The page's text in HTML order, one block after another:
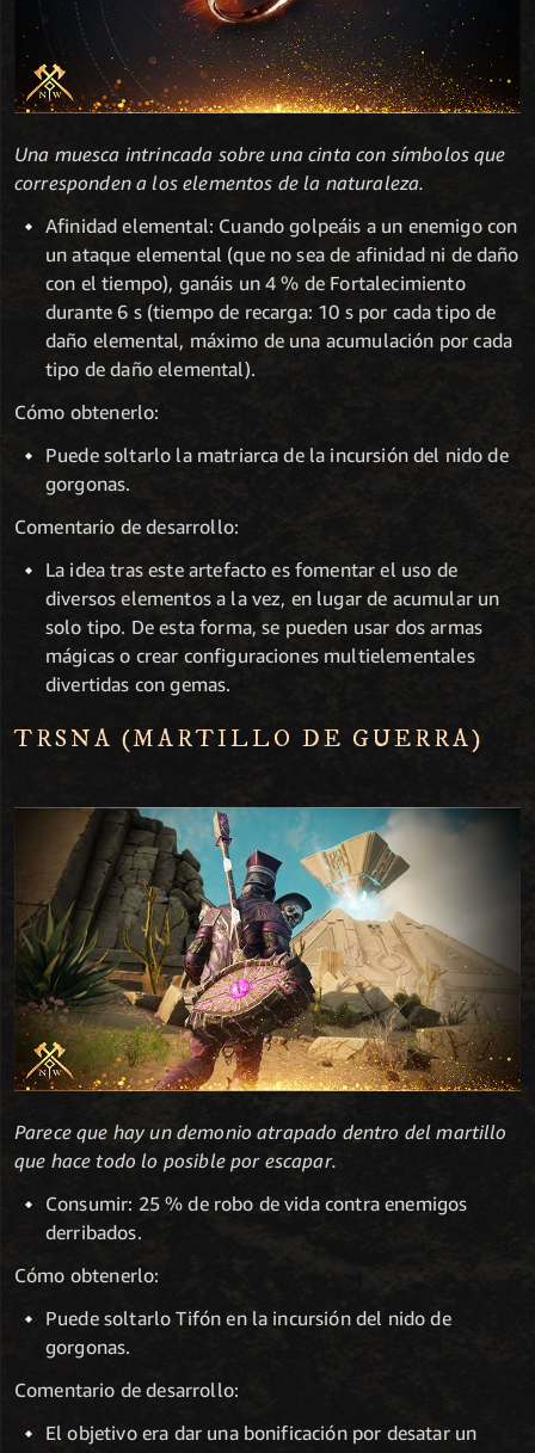
Una muesca intrincada sobre una cinta con símbolos que
corresponden a los elementos de la naturaleza.
Afinidad elemental: Cuando golpeáis a un enemigo con
un ataque elemental (que no sea de afinidad ni de daño
con el tiempo), ganáis un 4 % de Fortalecimiento
durante 6 s (tiempo de recarga: 10 s por cada tipo de
daño elemental, máximo de una acumulación por cada
tipo de daño elemental).
Cómo obtenerlo:
Puede soltarlo la matriarca de la incursión del nido de
gorgonas.
Comentario de desarrollo:
La idea tras este artefacto es fomentar el uso de
diversos elementos a la vez, en lugar de acumular un
solo tipo. De esta forma, se pueden usar dos armas
mágicas o crear configuraciones multielementales
divertidas con gemas.
TRSNA (MARTILLO DE GUERRA)
Parece que hay un demonio atrapado dentro del martillo
que hace todo lo posible por escapar.
Consumir: 25 % de robo de vida contra enemigos
derribados.
Cómo obtenerlo:
Puede soltarlo Tifón en la incursión del nido de
gorgonas.
Comentario de desarrollo:
El objetivo era dar una bonificación por desatar un